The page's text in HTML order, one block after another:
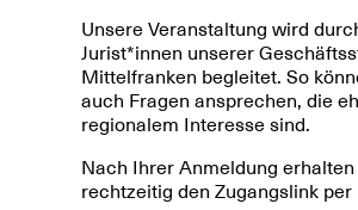
Unsere Veranstaltung wird
Jurist*innen unserer
Mittelfranken begleitet. So
auch Fragen ansprechen, die
regionalem Interesse sind.
Nach Ihrer Anmeldung erhalten
rechtzeitig den Zugangslink per